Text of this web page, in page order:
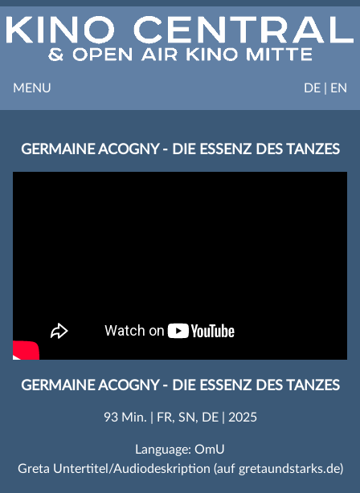
DE | EN
MENU
GERMAINE ACOGNY - DIE ESSENZ DES TANZES
GERMAINE ACOGNY - DIE ESSENZ DES TANZES
93 Min. | FR, SN, DE | 2025
Language: OmU
Greta Untertitel/Audiodeskription (auf gretaundstarks.de)